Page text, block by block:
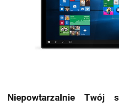
Niepowtarzalnie Twój